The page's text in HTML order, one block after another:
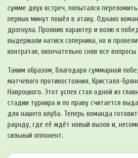
сумме двух встреч, попытался
первых минут пошёл в атаку. Однако
дрогнула. Проявив характер и волю к
выдержали натиск соперника, но и
контратак, окончательно сняв все
Таким образом, благодаря суммарной
матчевого противостояния, Кристалл-
Навроцкого. Этот успех стал одной из
стадии турнира и по праву считается
для нашего клуба. Теперь команда
раунду, где её ждёт новый вызов и,
сильный оппонент.